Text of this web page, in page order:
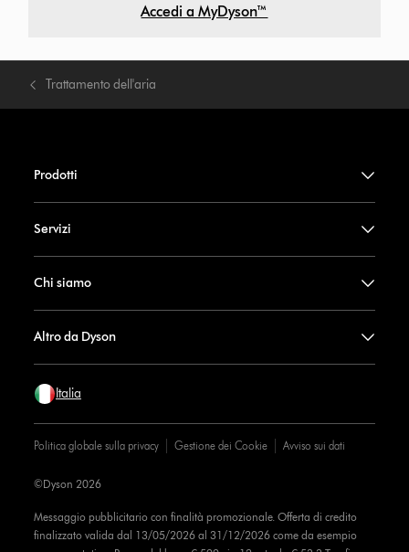
Accedi a MyDyson™
Trattamento dell'aria
Prodotti
Servizi
Chi siamo
Altro da Dyson
Italia
Politica globale sulla privacy Gestione dei Cookie Avviso sui dati
Messaggio pubblicitario con finalità promozionale. Offerta di credito
finalizzato valida dal 13/05/2026 al 31/12/2026 come da esempio
©Dyson 2026